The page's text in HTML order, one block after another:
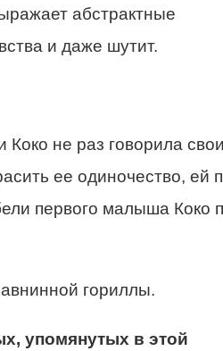
абстрактные
и даже шутит.
Коко не раз говорила
ее одиночество, ей
первого малыша Коко
гориллы.
упомянутых в этой